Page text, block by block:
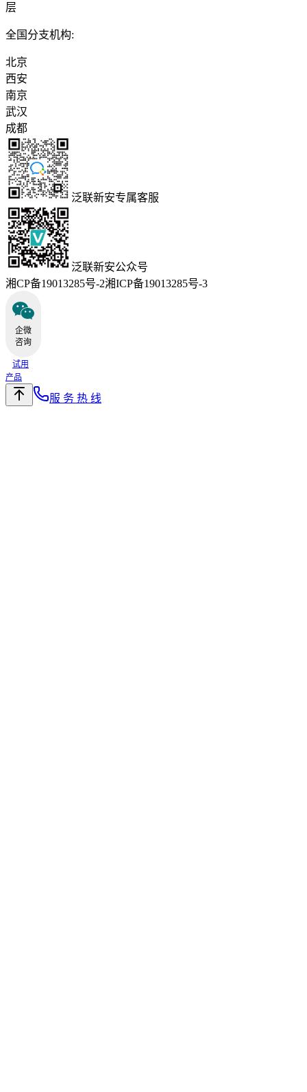
层
全国分支机构:
北京
西安
南京
武汉
成都
泛联新安专属客服
泛联新安公众号
湘CP备19013285号-2湘ICP备19013285号-3
企微
咨询
试用
产品
服 务 热 线